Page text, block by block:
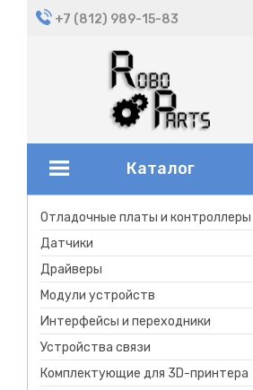
+7 (812) 989-15-83
Каталог
Отладочные платы и контроллеры
Датчики
Драйверы
Модули устройств
Интерфейсы и переходники
Устройства связи
Комплектующие для 3D-принтера